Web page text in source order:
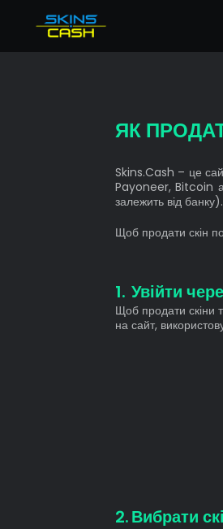
Продати речі Dota 2
Продати скіни Rust
ЯК
Skins.Cash – це
Payoneer, Bitcoin
залежить від
Щоб продати скін
Увійти
Щоб продати скіни
на сайт,
Вибрати